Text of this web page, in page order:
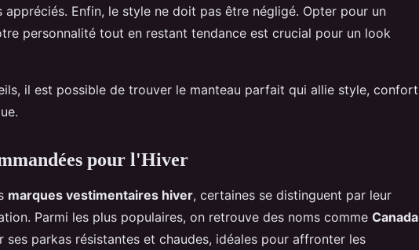
appréciés. Enfin, le style ne doit pas être négligé. Opter pour un
personnalité tout en restant tendance est crucial pour un look
il est possible de trouver le manteau parfait qui allie style, confort
pour l'Hiver
marques vestimentaires hiver, certaines se distinguent par leur
Parmi les plus populaires, on retrouve des noms comme Canada
ses parkas résistantes et chaudes, idéales pour affronter les